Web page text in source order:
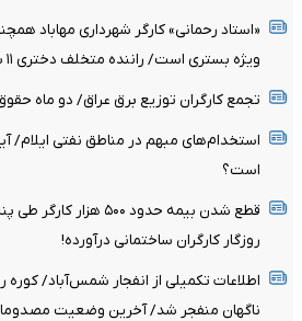
«استاد رحمانی» کارگر شهرداری مهاباد
ویژه بستری است/ راننده متخلف دختری ۱۱ ساله بوده!
تجمع کارگران توزیع برق عراق/ دو ماه
استخدام‌های مبهم در مناطق نفتی ایلام/
است؟
قطع شدن بیمه حدود ۵۰۰
روزگار کارگران ساختمانی درآورده!
اطلاعات تکمیلی از انفجار شمس‌آباد/ کوره
ناگهان منفجر شد/ آخرین وضعیت